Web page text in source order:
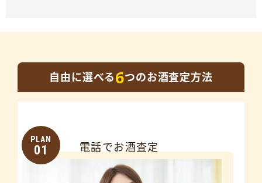
自由に選べる6つのお酒査定方法
PLAN
01 電話でお酒査定